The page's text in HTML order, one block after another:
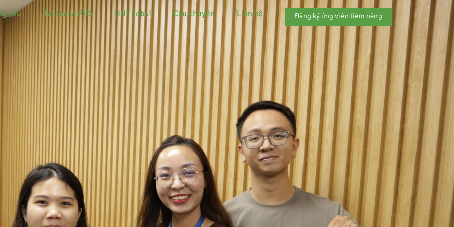
chủ Tại sao là PHS HOT Jobs! Câu chuyện Liên hệ Đăng ký ứng viên tiềm năng